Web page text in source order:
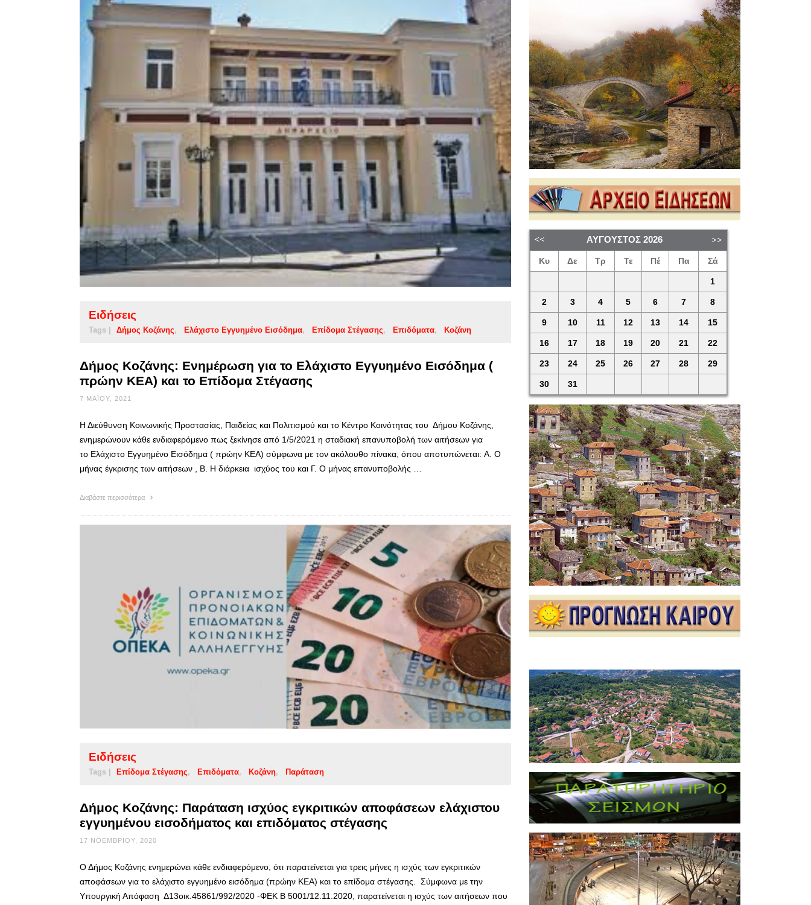
Ειδήσεις
Tags | Δήμος Κοζάνης Ελάχιστο Εγγυημένο Εισόδημα Επίδομα Στέγασης Επιδόματα Κοζάνη
Δήμος Κοζάνης: Ενημέρωση για το Ελάχιστο Εγγυημένο Εισόδημα (
πρώην ΚΕΑ) και το Επίδομα Στέγασης
7 ΜΑΪ́ΟΥ, 2021
Η Διεύθυνση Κοινωνικής Προστασίας, Παιδείας και Πολιτισμού και το Κέντρο Κοινότητας του Δήμου Κοζάνης,
ενημερώνουν κάθε ενδιαφερόμενο πως ξεκίνησε από 1/5/2021 η σταδιακή επανυποβολή των αιτήσεων για
το Ελάχιστο Εγγυημένο Εισόδημα ( πρώην ΚΕΑ) σύμφωνα με τον ακόλουθο πίνακα, όπου αποτυπώνεται: Α. Ο
μήνας έγκρισης των αιτήσεων , Β. Η διάρκεια ισχύος του και Γ. Ο μήνας επανυποβολής …
Διαβάστε περισσότερα
Ειδήσεις
Tags | Επίδομα Στέγασης Επιδόματα Κοζάνη Παράταση
Δήμος Κοζάνης: Παράταση ισχύος εγκριτικών αποφάσεων ελάχιστου
εγγυημένου εισοδήματος και επιδόματος στέγασης
17 ΝΟΕΜΒΡΊΟΥ, 2020
Ο Δήμος Κοζάνης ενημερώνει κάθε ενδιαφερόμενο, ότι παρατείνεται για τρεις μήνες η ισχύς των εγκριτικών
αποφάσεων για το ελάχιστο εγγυημένο εισόδημα (πρώην ΚΕΑ) και το επίδομα στέγασης. Σύμφωνα με την
Υπουργική Απόφαση Δ13οικ.45861/992/2020 -ΦΕΚ Β 5001/12.11.2020, παρατείνεται η ισχύς των αιτήσεων που
ΑΎΓΟΥΣΤΟΣ 2026
Κυ Δε Τρ Τε Πέ Πα Σά
1
2 3 4 5 6 7 8
9 10 11 12 13 14 15
16 17 18 19 20 21 22
23 24 25 26 27 28 29
30 31